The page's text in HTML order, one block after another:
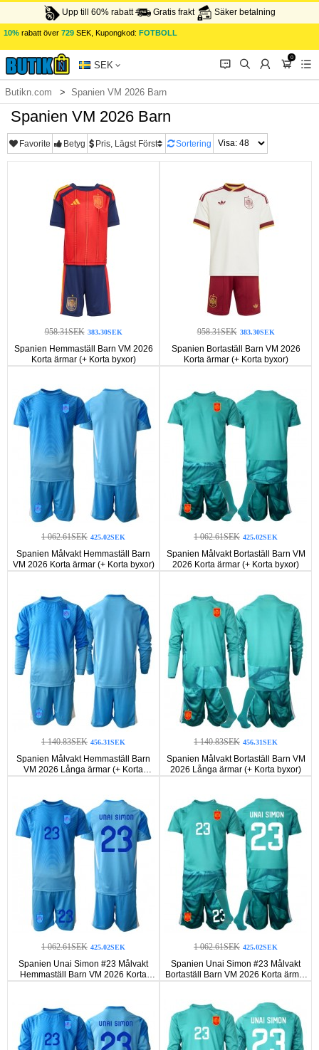
Upp till 60% rabatt Gratis frakt Säker betalning
10% rabatt över 729 SEK, Kupongkod: FOTBOLL
SEK 󰂱 󰂨 󰃳
0
󰃦 󰃖
Butikn.com Spanien VM 2026 Barn
Spanien VM 2026 Barn
Favorite Betyg Pris, Lägst Först Sortering
958.31SEK 383.30SEK
Spanien Hemmaställ Barn VM 2026
Korta ärmar (+ Korta byxor)
958.31SEK 383.30SEK
Spanien Bortaställ Barn VM 2026
Korta ärmar (+ Korta byxor)
1 062.61SEK 425.02SEK
Spanien Målvakt Hemmaställ Barn
VM 2026 Korta ärmar (+ Korta byxor)
1 062.61SEK 425.02SEK
Spanien Målvakt Bortaställ Barn VM
2026 Korta ärmar (+ Korta byxor)
1 140.83SEK 456.31SEK
Spanien Målvakt Hemmaställ Barn
VM 2026 Långa ärmar (+ Korta
byxor)
1 140.83SEK 456.31SEK
Spanien Målvakt Bortaställ Barn VM
2026 Långa ärmar (+ Korta byxor)
1 062.61SEK 425.02SEK
Spanien Unai Simon #23 Målvakt
Hemmaställ Barn VM 2026 Korta
ärmar (+ Korta byxor)
1 062.61SEK 425.02SEK
Spanien Unai Simon #23 Målvakt
Bortaställ Barn VM 2026 Korta ärmar
(+ Korta byxor)